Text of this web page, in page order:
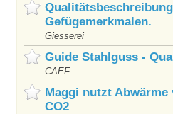
Gefügemerkmalen.
Giesserei
Guide Stahlguss -
CAEF
Maggi nutzt Abwärme
CO2